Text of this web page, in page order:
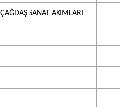
ÇAĞDAŞ SANAT AKIMLARI